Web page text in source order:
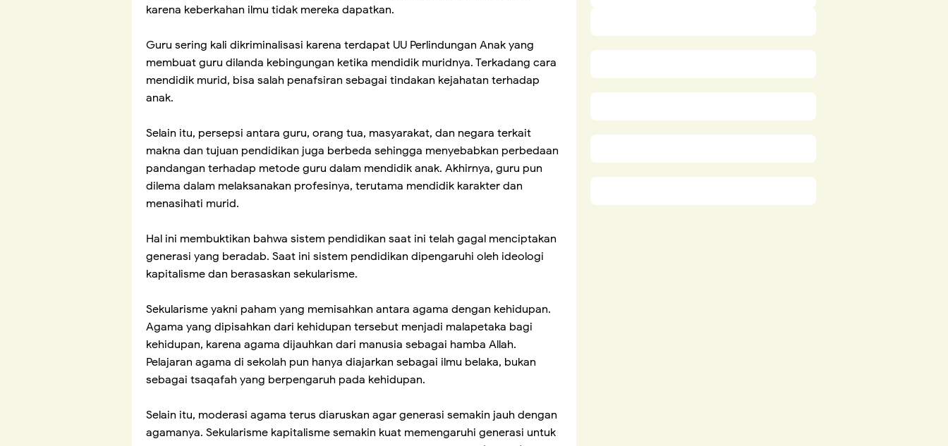
karena keberkahan ilmu tidak mereka dapatkan.
Guru sering kali dikriminalisasi karena terdapat UU Perlindungan Anak yang
membuat guru dilanda kebingungan ketika mendidik muridnya. Terkadang cara
mendidik murid, bisa salah penafsiran sebagai tindakan kejahatan terhadap
anak.
Selain itu, persepsi antara guru, orang tua, masyarakat, dan negara terkait
makna dan tujuan pendidikan juga berbeda sehingga menyebabkan perbedaan
pandangan terhadap metode guru dalam mendidik anak. Akhirnya, guru pun
dilema dalam melaksanakan profesinya, terutama mendidik karakter dan
menasihati murid.
Hal ini membuktikan bahwa sistem pendidikan saat ini telah gagal menciptakan
generasi yang beradab. Saat ini sistem pendidikan dipengaruhi oleh ideologi
kapitalisme dan berasaskan sekularisme.
Sekularisme yakni paham yang memisahkan antara agama dengan kehidupan.
Agama yang dipisahkan dari kehidupan tersebut menjadi malapetaka bagi
kehidupan, karena agama dijauhkan dari manusia sebagai hamba Allah.
Pelajaran agama di sekolah pun hanya diajarkan sebagai ilmu belaka, bukan
sebagai tsaqafah yang berpengaruh pada kehidupan.
Selain itu, moderasi agama terus diaruskan agar generasi semakin jauh dengan
agamanya. Sekularisme kapitalisme semakin kuat memengaruhi generasi untuk